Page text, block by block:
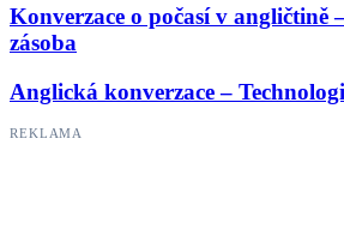
Konverzace o počasí v angličtině
zásoba
Anglická konverzace –
REKLAMA